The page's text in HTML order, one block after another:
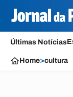
Últimas Notícias
Home>cultura